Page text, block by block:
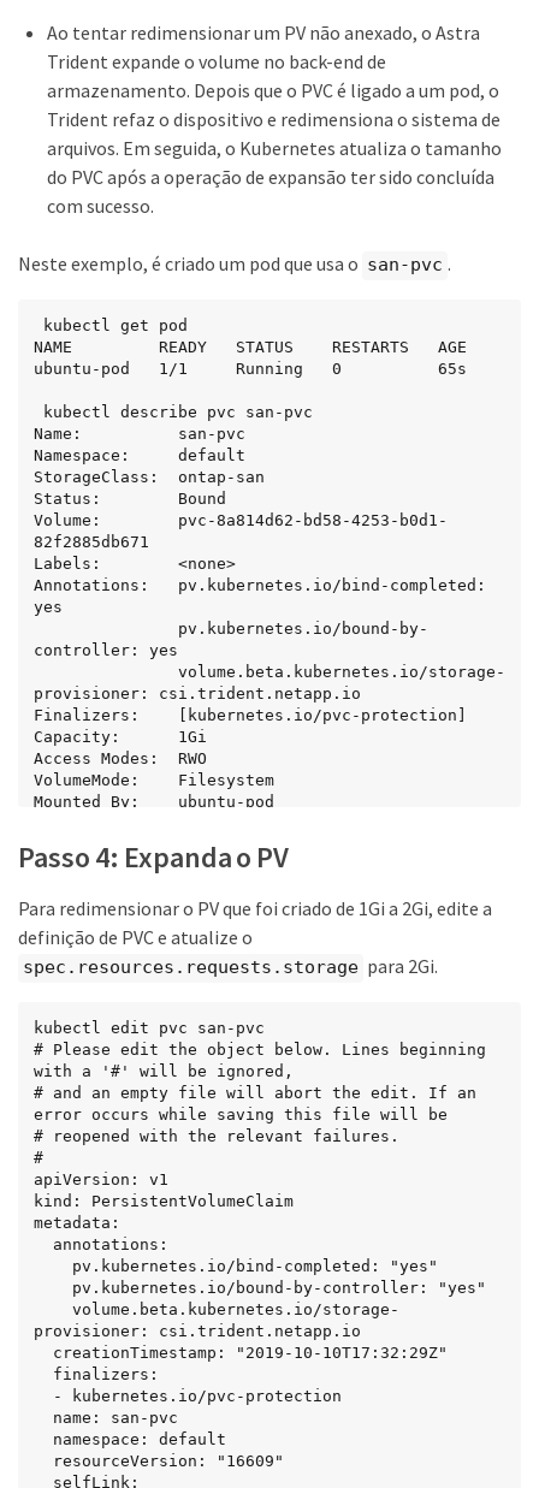
Ao tentar redimensionar um PV não anexado, o Astra
Trident expande o volume no back-end de
armazenamento. Depois que o PVC é ligado a um pod, o
Trident refaz o dispositivo e redimensiona o sistema de
arquivos. Em seguida, o Kubernetes atualiza o tamanho
do PVC após a operação de expansão ter sido concluída
com sucesso.
Neste exemplo, é criado um pod que usa o san-pvc .
NAME         READY   STATUS    RESTARTS   AGE
ubuntu-pod   1/1     Running   0          65s
Name:          san-pvc
Namespace:     default
StorageClass:  ontap-san
Status:        Bound
Volume:        pvc-8a814d62-bd58-4253-b0d1-
82f2885db671
Labels:        <none>
Annotations:   pv.kubernetes.io/bind-completed:
yes
controller: yes
provisioner: csi.trident.netapp.io
Finalizers:    [kubernetes.io/pvc-protection]
Capacity:      1Gi
Access Modes:  RWO
VolumeMode:    Filesystem
Mounted By:    ubuntu-pod
Passo 4: Expanda o PV
Para redimensionar o PV que foi criado de 1Gi a 2Gi, edite a
definição de PVC e atualize o
spec.resources.requests.storage para 2Gi.
kubectl edit pvc san-pvc
# Please edit the object below. Lines beginning
with a '#' will be ignored,
# and an empty file will abort the edit. If an
error occurs while saving this file will be
# reopened with the relevant failures.
#
apiVersion: v1
kind: PersistentVolumeClaim
metadata:
provisioner: csi.trident.netapp.io